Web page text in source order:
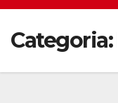
Categoria: